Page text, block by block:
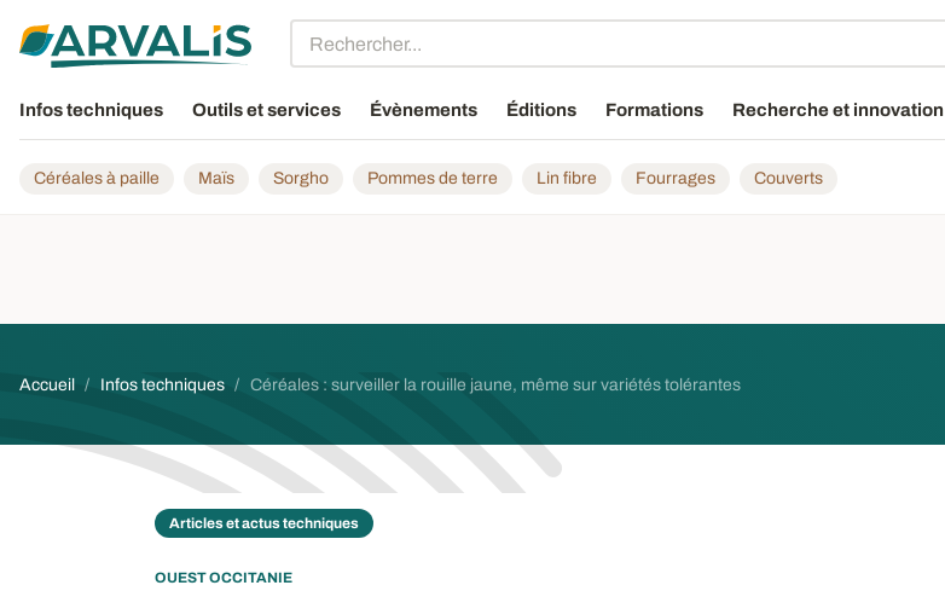
Infos techniques Outils et services Évènements Éditions Formations Recherche et innovation
Céréales à paille Maïs Sorgho Pommes de terre Lin fibre Fourrages Couverts
Fil d'Ariane
Accueil Infos techniques Céréales : surveiller la rouille jaune, même sur variétés tolérantes
Articles et actus techniques
OUEST OCCITANIE